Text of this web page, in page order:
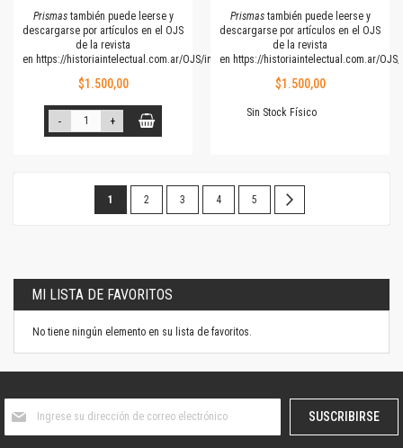
Prismas también puede leerse y
descargarse por artículos en el OJS
de la revista
en https://historiaintelectual.com.ar/OJS/index.php/Prismas
$1.500,00
- +
Prismas también puede leerse y
descargarse por artículos en el OJS
de la revista
en https://historiaintelectual.com.ar/
$1.500,00
Sin Stock Físico
Página
Estás
página
1 Página
2 Página
3 Página
4 Página
5
MI LISTA DE FAVORITOS
No tiene ningún elemento en su lista de favoritos.
boletín
SUSCRIBIRSE